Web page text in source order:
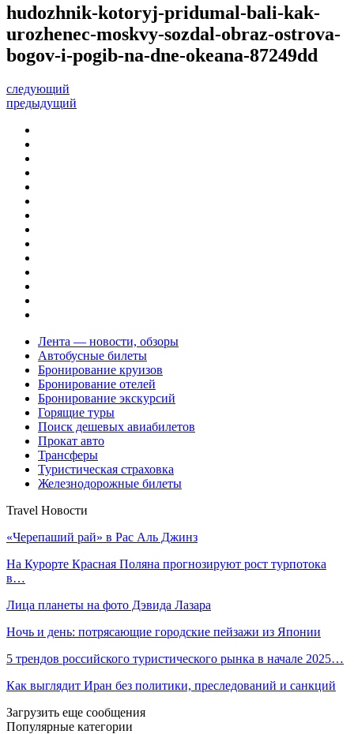
hudozhnik-kotoryj-pridumal-bali-kak-
urozhenec-moskvy-sozdal-obraz-ostrova-
bogov-i-pogib-na-dne-okeana-87249dd
следующий
предыдущий
Лента — новости, обзоры
Автобусные билеты
Бронирование круизов
Бронирование отелей
Бронирование экскурсий
Горящие туры
Поиск дешевых авиабилетов
Прокат авто
Трансферы
Туристическая страховка
Железнодорожные билеты
Travel Новости
«Черепаший рай» в Рас Аль Джинз
На Курорте Красная Поляна прогнозируют рост турпотока
в…
Лица планеты на фото Дэвида Лазара
Ночь и день: потрясающие городские пейзажи из Японии
5 трендов российского туристического рынка в начале 2025…
Как выглядит Иран без политики, преследований и санкций
Загрузить еще сообщения
Популярные категории